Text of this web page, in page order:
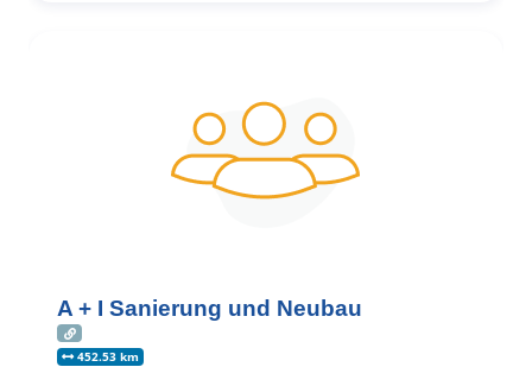
A + I Sanierung und Neubau
452.53 km